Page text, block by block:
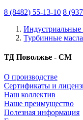
8 (8482) 55-13-10 8
Индустриальные
Турбинные масла
ТД Поволжье - СМ
О производстве
Сертификаты и
Наш коллектив
Наше преимущество
Полезная информация